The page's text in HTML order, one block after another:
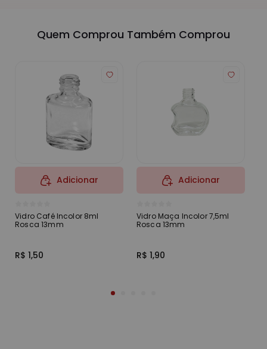
Quem Comprou Também Comprou
Vidro Café Incolor 8ml
Rosca 13mm
R$ 1,50
Adicionar
Vidro Maça Incolor 7,5ml
Rosca 13mm
R$ 1,90
Adicionar